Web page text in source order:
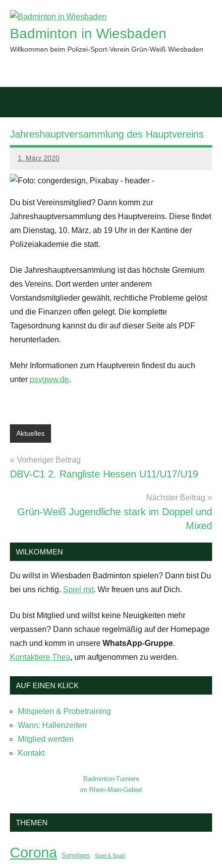
Inhalt
springen
Badminton in Wiesbaden
Willkommen beim Polizei-Sport-Verein Grün-Weiß Wiesbaden
Jahreshauptversammlung des Hauptvereins
1. März 2020
PSV
GWW
Du bist Vereinsmitglied? Dann komm zur
Jahreshauptversammlung des Hauptvereins. Diese findet
am Dienstag, 10. März, ab 19 Uhr in der Kantine der
Polizeiakademie die statt.
Die Jahreshauptversammlung ist das höchste Gremium
des Vereins. Dort werden unter anderem
Vorstandsmitglieder gewählt, rechtliche Probleme gelöst
und die Finanzen offen gelegt. Die komplette
Tagesordnung kannst du dir auf dieser Seite als PDF
herunterladen.
Mehr Informationen zum Hauptverein findest du auch
unter psvgww.de.
Vorstandssitzungen
Aktuelles
Beitragsnavigation
Vorheriger Beitrag
DBV-C1 2. Rangliste Hessen U11/U17/U19
Nächster Beitrag
Grün-Weiß Jugendliche stark im Doppel und
Mixed
WILKOMMEN
Du willst in Wiesbaden Badminton spielen? Dann bist Du
bei uns richtig. Spiel mit. Wir freuen uns auf Dich.
Du bist Mitglied und willst keine Neuigkeiten mehr
verpassen? Dann schaue regelmäßig auf der Homepage
nach und komm in unsere WhatsApp-Gruppe.
Kontaktiere Thea, um aufgenommen zu werden.
AUF EINEN KLICK
Mitspielen & Probetraining
Wann: Hallenzeiten
Mitglied werden
Kontakt
Badminton-Turniere
im Rhein-Main-Gebiet
THEMEN
Corona Sonstiges Spiel & Spaß